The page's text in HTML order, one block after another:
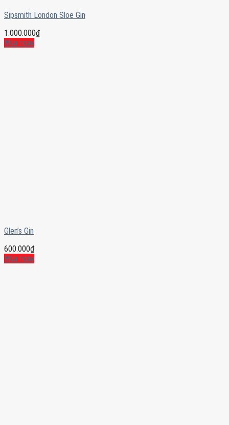
Sipsmith London Sloe Gin
1.000.000₫
Mua ngay
Glen’s Gin
600.000₫
Mua ngay